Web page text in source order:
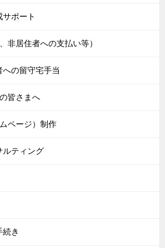
ポート
非居住者への支払い等）
の留守宅手当
皆さまへ
ページ）制作
ルティング
き